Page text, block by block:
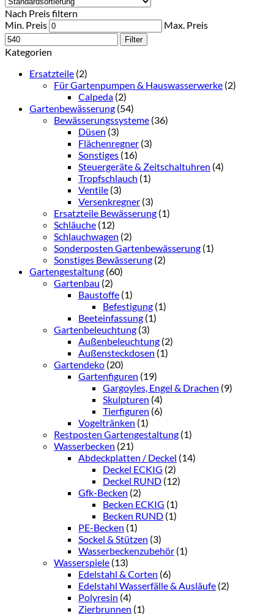
Nach Preis filtern
Min. Preis
Max. Preis
Filter
Kategorien
Ersatzteile (2)
Für Gartenpumpen & Hauswasserwerke (2)
Calpeda (2)
Gartenbewässerung (54)
Bewässerungssysteme (36)
Düsen (3)
Flächenregner (3)
Sonstiges (16)
Steuergeräte & Zeitschaltuhren (4)
Tropfschlauch (1)
Ventile (3)
Versenkregner (3)
Ersatzteile Bewässerung (1)
Schläuche (12)
Schlauchwagen (2)
Sonderposten Gartenbewässerung (1)
Sonstiges Bewässerung (2)
Gartengestaltung (60)
Gartenbau (2)
Baustoffe (1)
Befestigung (1)
Beeteinfassung (1)
Gartenbeleuchtung (3)
Außenbeleuchtung (2)
Außensteckdosen (1)
Gartendeko (20)
Gartenfiguren (19)
Gargoyles, Engel & Drachen (9)
Skulpturen (4)
Tierfiguren (6)
Vogeltränken (1)
Restposten Gartengestaltung (1)
Wasserbecken (21)
Abdeckplatten / Deckel (14)
Deckel ECKIG (2)
Deckel RUND (12)
Gfk-Becken (2)
Becken ECKIG (1)
Becken RUND (1)
PE-Becken (1)
Sockel & Stützen (3)
Wasserbeckenzubehör (1)
Wasserspiele (13)
Edelstahl & Corten (6)
Edelstahl Wasserfälle & Ausläufe (2)
Polyresin (4)
Zierbrunnen (1)